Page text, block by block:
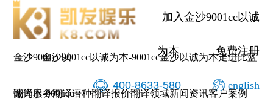
加入金沙9001cc以诚
为本 免费注册
400-8633-580 english
金沙9001cc以
诚为本-9001cc
金沙9001cc以诚为本-9001cc金沙以诚为本走进比蓝
翻译服务翻译语种翻译报价翻译领域新闻资讯客户案例